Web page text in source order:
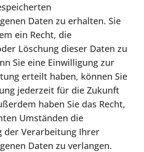
Daten zu erhalten. Sie
ein Recht, die
Löschung dieser Daten zu
Sie eine Einwilligung zur
erteilt haben, können Sie
jederzeit für die Zukunft
haben Sie das Recht,
Umständen die
der Verarbeitung Ihrer
Daten zu verlangen.